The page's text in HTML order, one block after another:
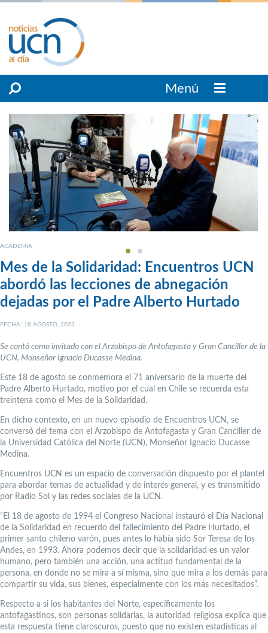
Menú
ACADEMIA
Mes de la Solidaridad: Encuentros UCN
abordó las lecciones de abnegación
dejadas por el Padre Alberto Hurtado
FECHA: 18 AGOSTO, 2023
Se contó como invitado con el Arzobispo de Antofagasta y Gran Canciller de la
UCN, Monseñor Ignacio Ducasse Medina.
Este 18 de agosto se conmemora el 71 aniversario de la muerte del
Padre Alberto Hurtado, motivo por el cual en Chile se recuerda esta
treintena como el Mes de la Solidaridad.
En dicho contexto, en un nuevo episodio de Encuentros UCN, se
conversó del tema con el Arzobispo de Antofagasta y Gran Canciller de
la Universidad Católica del Norte (UCN), Monseñor Ignacio Ducasse
Medina.
Encuentros UCN es un espacio de conversación dispuesto por el plantel
para abordar temas de actualidad y de interés general, y es transmitido
por Radio Sol y las redes sociales de la UCN.
“El 18 de agosto de 1994 el Congreso Nacional instauró el Día Nacional
de la Solidaridad en recuerdo del fallecimiento del Padre Hurtado, el
primer santo chileno varón, pues antes lo había sido Sor Teresa de los
Andes, en 1993. Ahora podemos decir que la solidaridad es un valor
humano, pero también una acción, una actitud fundamental de la
persona, en donde no se mira a sí misma, sino que mira a los demás para
compartir su vida, sus bienes, especialmente con los más necesitados”.
Respecto a si los habitantes del Norte, específicamente los
antofagastinos, son personas solidarias, la autoridad religiosa explica que
esta respuesta tiene claroscuros, puesto que no existen estadísticas al